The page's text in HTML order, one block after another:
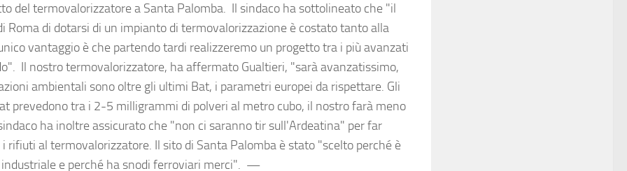
del termovalorizzatore a Santa Palomba. Il sindaco ha sottolineato che "il
Roma di dotarsi di un impianto di termovalorizzazione è costato tanto alla
vantaggio è che partendo tardi realizzeremo un progetto tra i più avanzati
Il nostro termovalorizzatore, ha affermato Gualtieri, "sarà avanzatissimo,
ambientali sono oltre gli ultimi Bat, i parametri europei da rispettare. Gli
prevedono tra i 2-5 milligrammi di polveri al metro cubo, il nostro farà meno
ha inoltre assicurato che "non ci saranno tir sull'Ardeatina" per far
rifiuti al termovalorizzatore. Il sito di Santa Palomba è stato "scelto perché è
e perché ha snodi ferroviari merci". —